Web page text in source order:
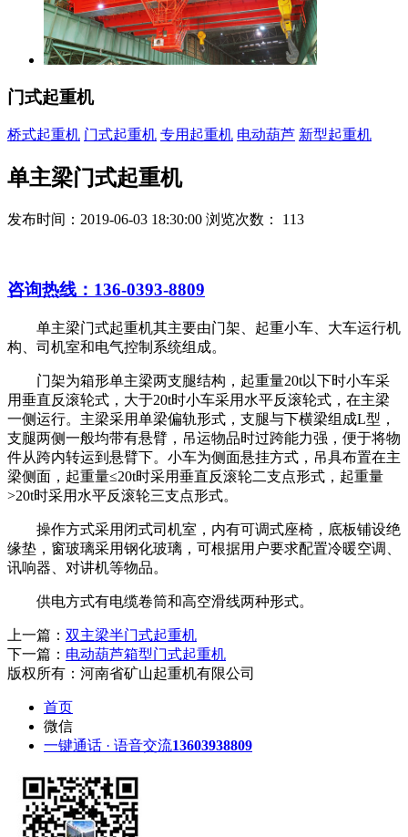
门式起重机
桥式起重机 门式起重机 专用起重机 电动葫芦 新型起重机
单主梁门式起重机
发布时间：2019-06-03 18:30:00 浏览次数： 113
咨询热线：136-0393-8809
单主梁门式起重机其主要由门架、起重小车、大车运行机
构、司机室和电气控制系统组成。
门架为箱形单主梁两支腿结构，起重量20t以下时小车采
用垂直反滚轮式，大于20t时小车采用水平反滚轮式，在主梁
一侧运行。主梁采用单梁偏轨形式，支腿与下横梁组成L型，
支腿两侧一般均带有悬臂，吊运物品时过跨能力强，便于将物
件从跨内转运到悬臂下。小车为侧面悬挂方式，吊具布置在主
梁侧面，起重量≤20t时采用垂直反滚轮二支点形式，起重量
>20t时采用水平反滚轮三支点形式。
操作方式采用闭式司机室，内有可调式座椅，底板铺设绝
缘垫，窗玻璃采用钢化玻璃，可根据用户要求配置冷暖空调、
讯响器、对讲机等物品。
供电方式有电缆卷筒和高空滑线两种形式。
上一篇： 双主梁半门式起重机
下一篇： 电动葫芦箱型门式起重机
版权所有：河南省矿山起重机有限公司
首页
微信
一键通话 · 语音交流13603938809